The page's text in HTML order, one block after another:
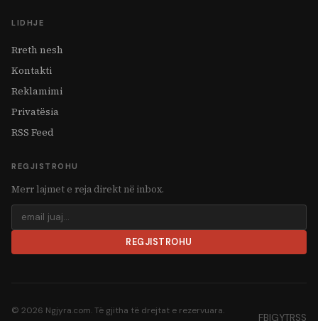
LIDHJE
Rreth nesh
Kontakti
Reklamimi
Privatësia
RSS Feed
REGJISTROHU
Merr lajmet e reja direkt në inbox.
REGJISTROHU
© 2026 Ngjyra.com. Të gjitha të drejtat e rezervuara.
FBIGYTRSS